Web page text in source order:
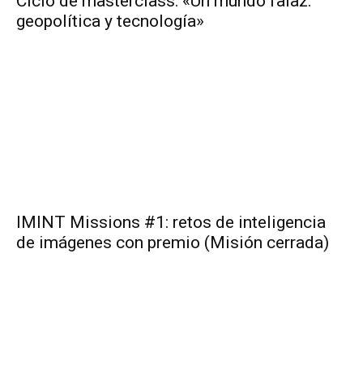
geopolítica y tecnología»
IMINT Missions #1: retos de inteligencia
de imágenes con premio (Misión cerrada)